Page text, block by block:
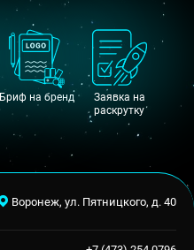
Бриф на бренд
Заявка на
раскрутку
Воронеж, ул. Пятницкого, д. 40